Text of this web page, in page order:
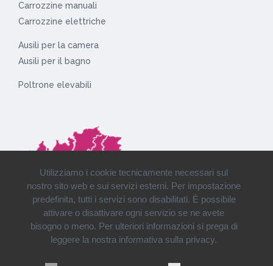
Carrozzine manuali
Carrozzine elettriche
Ausili per la camera
Ausili per il bagno
Poltrone elevabili
Installazioni e consegne in tutto il Nord Italia
Utilizziamo i cookie tecnicamente necessari sul
nostro sito web e sui servizi esterni. Per impostazione
predefinita, tutti i servizi sono disabilitati. È possibile
attivare o disattivare ogni servizio se ne avete
bisogno o meno. Per ulteriori informazioni si prega di
leggere la nostra informativa sulla privacy.